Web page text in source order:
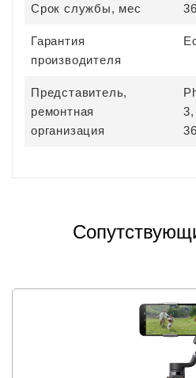
Срок службы, мес 36
Гарантия
производителя
Представитель,
ремонтная
организация